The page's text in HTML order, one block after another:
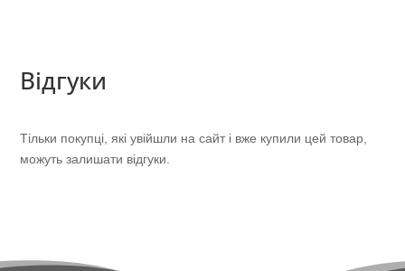
Відгуки
Тільки покупці, які увійшли на сайт і вже купили цей товар,
можуть залишати відгуки.